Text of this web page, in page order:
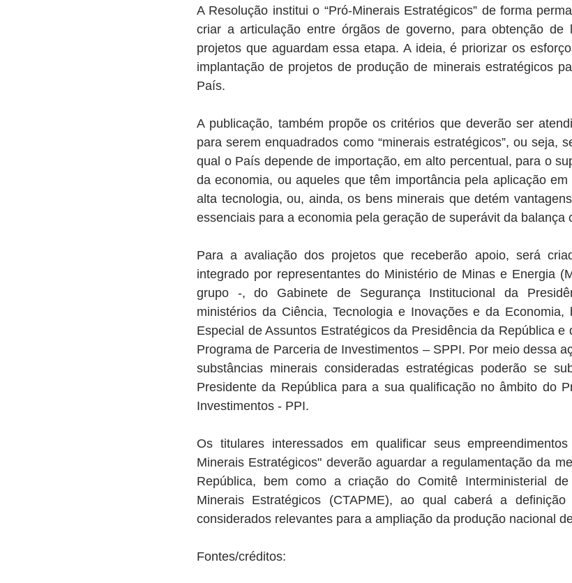
A Resolução institui o “Pró-Minerais Estratégicos” de forma
criar a articulação entre órgãos de governo, para obtenção de
projetos que aguardam essa etapa. A ideia, é priorizar os
implantação de projetos de produção de minerais estratégicos
País.
A publicação, também propõe os critérios que deverão ser
para serem enquadrados como “minerais estratégicos”, ou seja,
qual o País depende de importação, em alto percentual, para o
da economia, ou aqueles que têm importância pela aplicação
alta tecnologia, ou, ainda, os bens minerais que detém
essenciais para a economia pela geração de superávit da balança
Para a avaliação dos projetos que receberão apoio, será
integrado por representantes do Ministério de Minas e Energia
grupo -, do Gabinete de Segurança Institucional da
ministérios da Ciência, Tecnologia e Inovações e da
Especial de Assuntos Estratégicos da Presidência da República e
Programa de Parceria de Investimentos – SPPI. Por meio dessa
substâncias minerais consideradas estratégicas poderão se
Presidente da República para a sua qualificação no âmbito do
Investimentos - PPI.
Os titulares interessados em qualificar seus
Minerais Estratégicos" deverão aguardar a regulamentação da
República, bem como a criação do Comitê Interministerial
Minerais Estratégicos (CTAPME), ao qual caberá a
considerados relevantes para a ampliação da produção nacional
Fontes/créditos: